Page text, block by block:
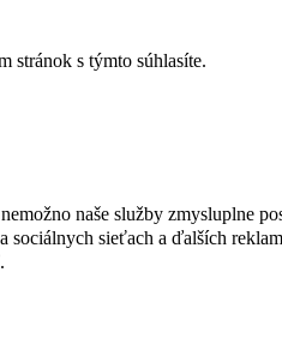
stránok s týmto súhlasíte.
naše služby zmysluplne
sieťach a ďalších